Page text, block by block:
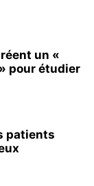
un «
pour étudier
patients